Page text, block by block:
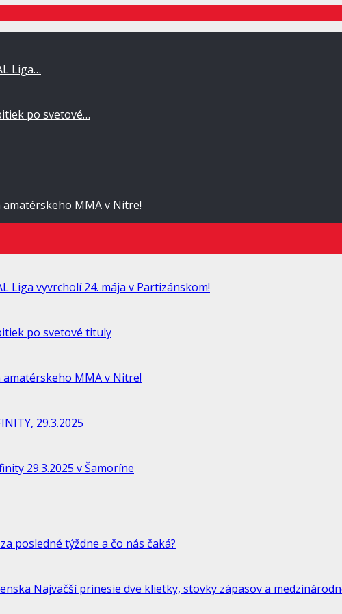
Liga…
po svetové…
amatérskeho MMA v Nitre!
Liga vyvrcholí 24. mája v Partizánskom!
po svetové tituly
amatérskeho MMA v Nitre!
29.3.2025
29.3.2025 v Šamoríne
posledné týždne a čo nás čaká?
Najväčší prinesie dve klietky, stovky zápasov a